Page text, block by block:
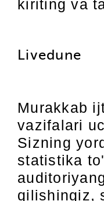
kiriting va
Livedune
Murakkab
vazifalari
Sizning
statistika
qilishingiz,